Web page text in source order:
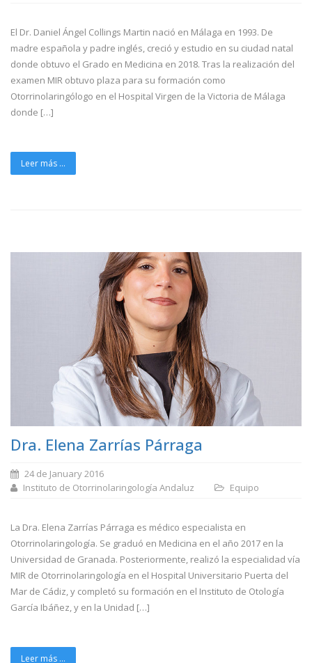
El Dr. Daniel Ángel Collings Martin nació en Málaga en 1993. De
madre española y padre inglés, creció y estudio en su ciudad natal
donde obtuvo el Grado en Medicina en 2018. Tras la realización del
examen MIR obtuvo plaza para su formación como
Otorrinolaringólogo en el Hospital Virgen de la Victoria de Málaga
donde […]
Leer más ...
Dra. Elena Zarrías Párraga
24 de January 2016
Instituto de Otorrinolaringología Andaluz
Equipo
La Dra. Elena Zarrías Párraga es médico especialista en
Otorrinolaringología. Se graduó en Medicina en el año 2017 en la
Universidad de Granada. Posteriormente, realizó la especialidad vía
MIR de Otorrinolaringología en el Hospital Universitario Puerta del
Mar de Cádiz, y completó su formación en el Instituto de Otología
García Ibáñez, y en la Unidad […]
Leer más ...